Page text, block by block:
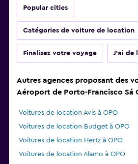
Popular cities
Catégories de voiture de location
Finalisez votre voyage J'ai de
Autres agences proposant des
Aéroport de Porto-Francisco Sá
Voitures de location Avis à OPO
Voitures de location Budget à OPO
Voitures de location Hertz à OPO
Voitures de location Alamo à OPO